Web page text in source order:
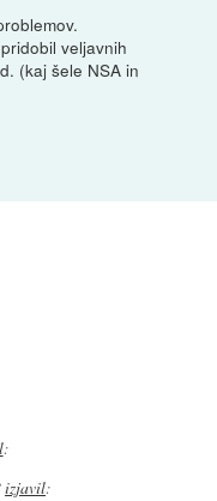
veljavnih
(kaj šele NSA in
:
izjavil: